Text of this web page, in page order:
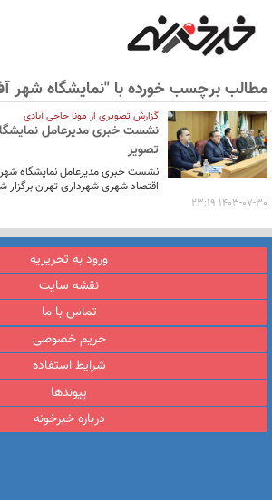
مطالب برچسب خورده با "نمایشگاه شهر
گزارش تصویری از مونا حاجی آبادی
نشست خبری مدیرعامل
تصویر
نشست خبری مدیرعامل نمایشگاه شهر
اقتصاد شهری شهرداری تهران برگزار
1403-07-30 23:19
ورود به تحریریه
نقشه سایت
تماس با ما
حریم خصوصی
شرایط استفاده
پیوندها
درباره خبرخونه